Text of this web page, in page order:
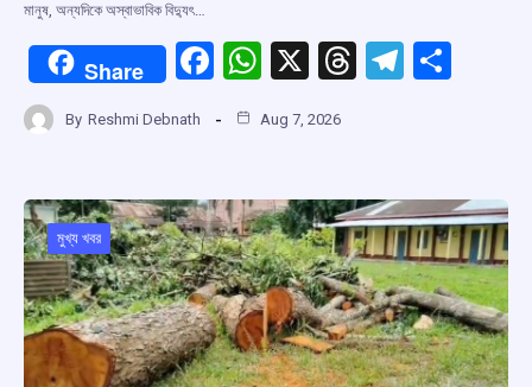
মানুষ, অন্যদিকে অস্বাভাবিক বিদ্যুৎ…
Share
F
ce
o
o
k
W
at
A
p
p
X
T
d
s
T
a
m
By Reshmi Debnath Aug 7, 2026
মুখ্য খবর